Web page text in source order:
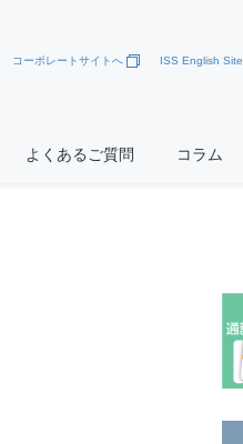
コーポレートサイトへ ISS English Site
よくあるご質問 コラム